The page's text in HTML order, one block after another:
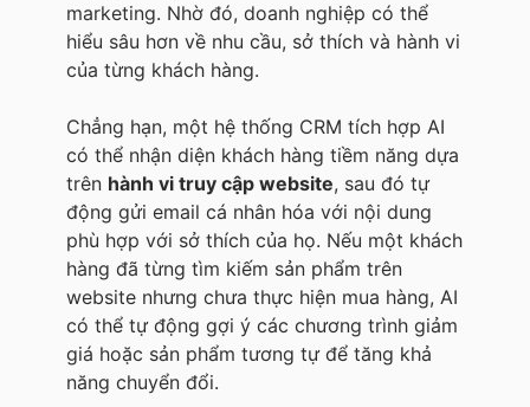
marketing. Nhờ đó, doanh nghiệp có thể
hiểu sâu hơn về nhu cầu, sở thích và hành vi
của từng khách hàng.
Chẳng hạn, một hệ thống CRM tích hợp AI
có thể nhận diện khách hàng tiềm năng dựa
trên hành vi truy cập website, sau đó tự
động gửi email cá nhân hóa với nội dung
phù hợp với sở thích của họ. Nếu một khách
hàng đã từng tìm kiếm sản phẩm trên
website nhưng chưa thực hiện mua hàng, AI
có thể tự động gợi ý các chương trình giảm
giá hoặc sản phẩm tương tự để tăng khả
năng chuyển đổi.